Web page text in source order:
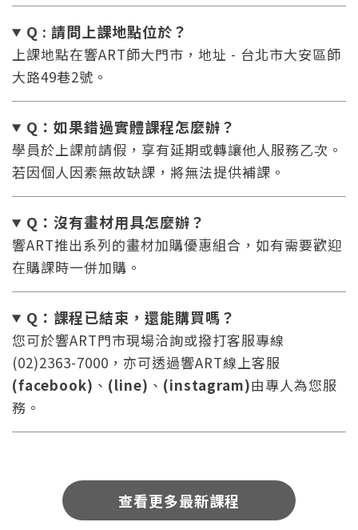
或 或
您將收到一封Email，請依照信件中的指示重新登
重設密碼
系統偵測到您的帳號重複登入，
點擊下方「確定」將前一位使用者強制登出。
確定
取消
Q : 請問上課地點位於？
上課地點在響ART師大門市，地址 - 台北市大安區師
大路49巷2號。
Q：如果錯過實體課程怎麼辦？
學員於上課前請假，享有延期或轉讓他人服務乙次。
若因個人因素無故缺課，將無法提供補課。
Q：沒有畫材用具怎麼辦？
響ART推出系列的畫材加購優惠組合，如有需要歡迎
在購課時一併加購。
Q：課程已結束，還能購買嗎？
您可於響ART門市現場洽詢或撥打客服專線
(02)2363-7000，亦可透過響ART線上客服
(facebook) 、 (line) 、 (instagram)由專人為您服
務。
查看更多最新課程